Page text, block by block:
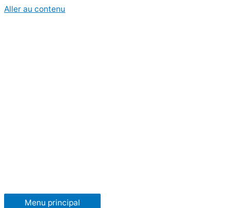
Aller au contenu
Menu principal